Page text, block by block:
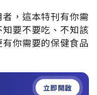
，這本特刊有你需
要不要吃、不知該
你需要的保健食品
立即開啟